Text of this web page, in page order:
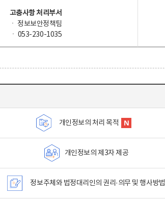
고충사항 처리부서
ㆍ 정보보안정책팀
ㆍ 053-230-1035
개인정보의 처리 목적
개인정보의 제3자 제공
정보주체와 법정대리인의 권리·의무 및 행사방법